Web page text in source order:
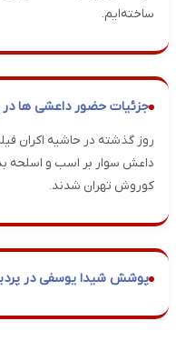
ساخته‌ایم‌.
جزئیات حضور داعشی ها
روز گذشته در حاشیه اکران
داعش سوار بر اسب و اسلحه
کوروش تهران شدند.
پوشش شیدا یوسفی در